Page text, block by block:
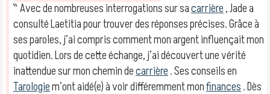
‶ Avec de nombreuses interrogations sur sacarrière, Jade a
consulté Laetitia pour trouver des réponses précises. Grâce à
ses paroles, j’ai compris comment mon argent influençait mon
quotidien. Lors de cette échange, j’ai découvert une vérité
inattendue sur mon chemin decarrière. Ses conseils en
Tarologiem’ont aidé(e) à voir différemment monfinances. Dès